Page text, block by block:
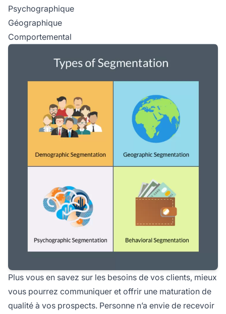
Psychographique
Géographique
Comportemental
Plus vous en savez sur les besoins de vos clients, mieux
vous pourrez communiquer et offrir une maturation de
qualité à vos prospects. Personne n’a envie de recevoir